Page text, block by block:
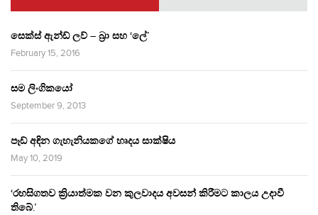
සෙක්ස් ඇන්ඩ් ලව් – බ්‍රා සහ ‘ලේ’
February 15, 2016
සම ලිංගිකයෝ
September 9, 2013
පෑඩ් අඳින ගැහැනියකගේ හෘදය සාක්ෂිය
May 10, 2019
‘රහසිගතව ක්‍රියාත්මක වන කුලවාදය අවසන් කිරීමට කාලය උදාවී
තිබේ.’